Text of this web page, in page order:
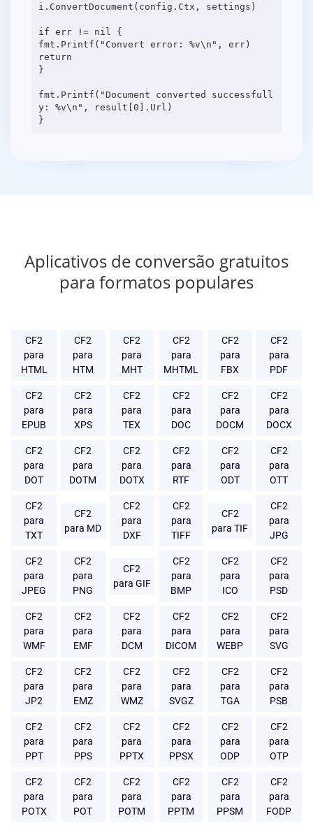
i.ConvertDocument(config.Ctx, settings)
if err != nil {
fmt.Printf("Convert error: %v\n", err)
return
}
fmt.Printf("Document converted successfull
y: %v\n", result[0].Url)
Aplicativos de conversão gratuitos
para formatos populares
CF2
para
HTML
CF2
para
HTM
CF2
para
MHT
CF2
para
MHTML
CF2
para
FBX
CF2
para
PDF
CF2
para
EPUB
CF2
para
XPS
CF2
para
TEX
CF2
para
DOC
CF2
para
DOCM
CF2
para
DOCX
CF2
para
DOT
CF2
para
DOTM
CF2
para
DOTX
CF2
para
RTF
CF2
para
ODT
CF2
para
OTT
CF2
para
TXT
CF2
para MD
CF2
para
DXF
CF2
para
TIFF
CF2
para TIF
CF2
para
JPG
CF2
para
JPEG
CF2
para
PNG
CF2
para GIF
CF2
para
BMP
CF2
para
ICO
CF2
para
PSD
CF2
para
WMF
CF2
para
EMF
CF2
para
DCM
CF2
para
DICOM
CF2
para
WEBP
CF2
para
SVG
CF2
para
JP2
CF2
para
EMZ
CF2
para
WMZ
CF2
para
SVGZ
CF2
para
TGA
CF2
para
PSB
CF2
para
PPT
CF2
para
PPS
CF2
para
PPTX
CF2
para
PPSX
CF2
para
ODP
CF2
para
OTP
CF2
para
POTX
CF2
para
POT
CF2
para
POTM
CF2
para
PPTM
CF2
para
PPSM
CF2
para
FODP